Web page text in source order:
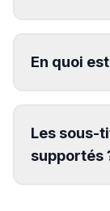
En quoi
Les sous-
supportés